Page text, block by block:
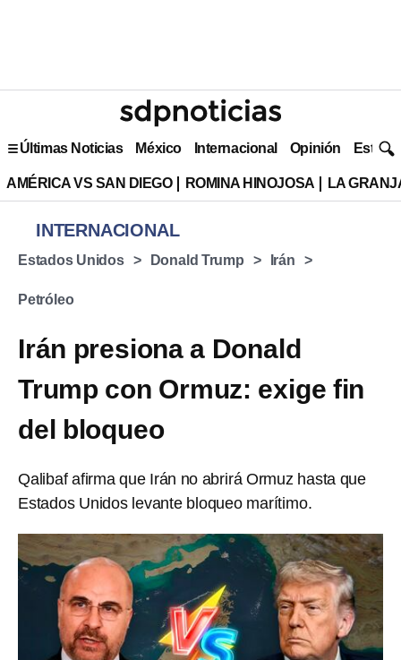
Últimas Noticias México Internacional Opinión Estilo
AMÉRICA VS SAN DIEGO ROMINA HINOJOSA LA
INTERNACIONAL
Estados Unidos Donald Trump Irán
Petróleo
Irán presiona a Donald
Trump con Ormuz: exige fin
del bloqueo
Qalibaf afirma que Irán no abrirá Ormuz hasta que
Estados Unidos levante bloqueo marítimo.